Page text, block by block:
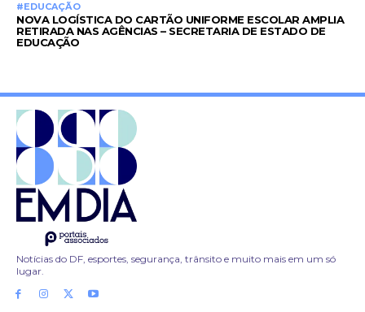
#EDUCAÇÃO
NOVA LOGÍSTICA DO CARTÃO UNIFORME ESCOLAR AMPLIA
RETIRADA NAS AGÊNCIAS – SECRETARIA DE ESTADO DE
EDUCAÇÃO
Notícias do DF, esportes, segurança, trânsito e muito mais em um só
lugar.